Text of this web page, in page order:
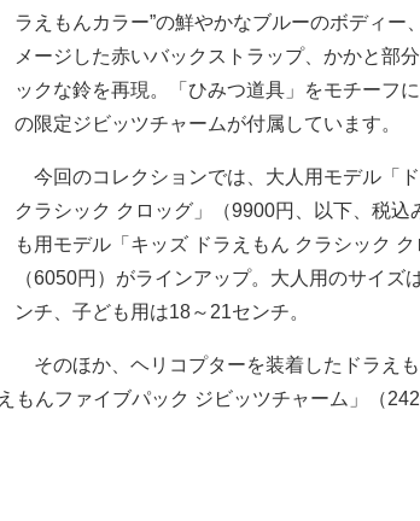
ラえもんカラー”の鮮やかなブルーのボディー
メージした赤いバックストラップ、かかと部
ックな鈴を再現。「ひみつ道具」をモチーフ
の限定ジビッツチャームが付属しています。
今回のコレクションでは、大人用モデル「
クラシック クロッグ」（9900円、以下、税込
も用モデル「キッズ ドラえもん クラシック ク
（6050円）がラインアップ。大人用のサイズ
ンチ、子ども用は18～21センチ。
そのほか、ヘリコプターを装着したドラえ
もんファイブパック ジビッツチャーム」（